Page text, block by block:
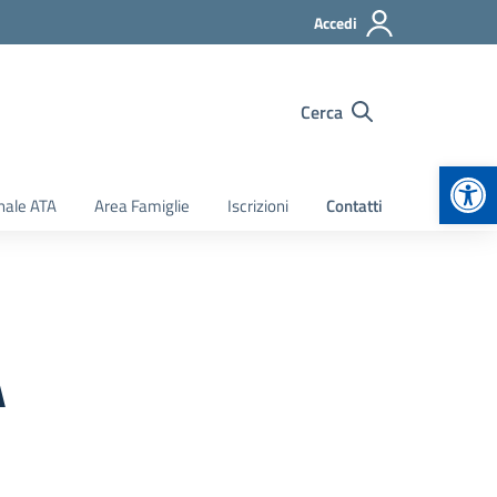
Accedi
Cerca
ATA Area Famiglie Iscrizioni Contatti